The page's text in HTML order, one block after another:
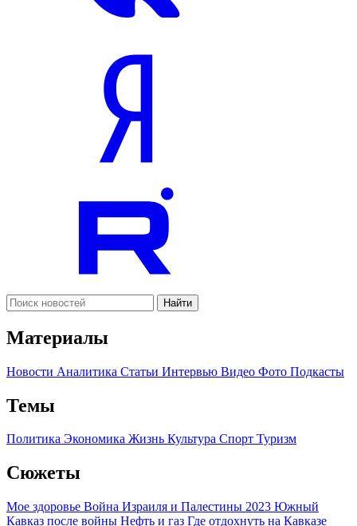
Найти
Материалы
Новости Аналитика Статьи Интервью Видео Фото Подкасты
Темы
Политика Экономика Жизнь Культура Спорт Туризм
Сюжеты
Мое здоровье Война Израиля и Палестины 2023 Южный
Кавказ после войны Нефть и газ Где отдохнуть на Кавказе